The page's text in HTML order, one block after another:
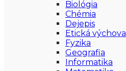
Biológia
Chémia
Dejepis
Etická výchova
Fyzika
Geografia
Informatika